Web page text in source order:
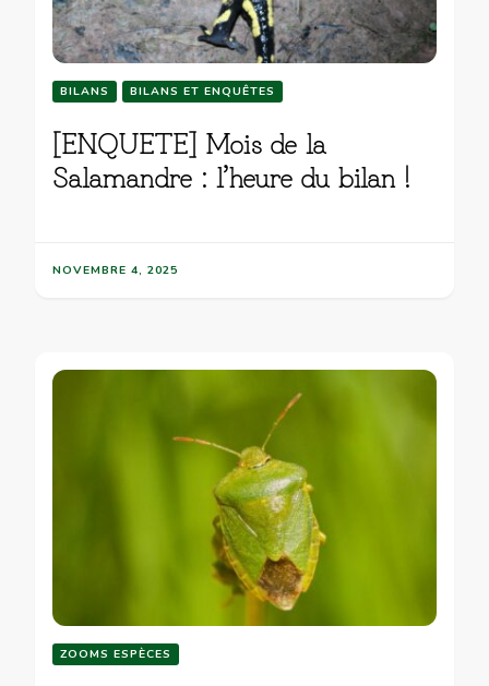
BILANS BILANS ET ENQUÊTES
[ENQUETE] Mois de la
Salamandre : l’heure du bilan !
NOVEMBRE 4, 2025
ZOOMS ESPÈCES